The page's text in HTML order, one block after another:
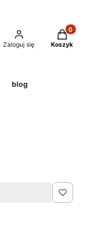
Zaloguj się
Produkty w
Koszyk
blog